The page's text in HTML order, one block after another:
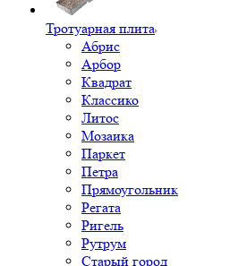
Тротуарная плита
Абрис
Арбор
Квадрат
Классико
Литос
Мозаика
Паркет
Петра
Прямоугольник
Регата
Ригель
Рутрум
Старый город